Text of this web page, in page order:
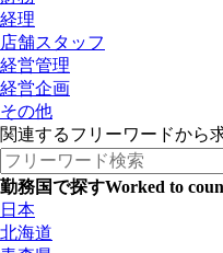
経理
店舗スタッフ
経営管理
経営企画
その他
関連するフリーワードから
勤務国で探すWorked to
日本
北海道